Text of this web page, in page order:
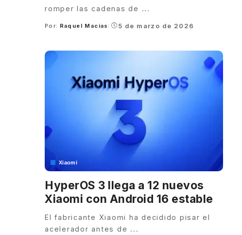
romper las cadenas de ...
Posted
Por: Raquel Macias 5 de marzo de 2026
Xiaomi
HyperOS 3 llega a 12 nuevos
Xiaomi con Android 16 estable
El fabricante Xiaomi ha decidido pisar el
acelerador antes de ...